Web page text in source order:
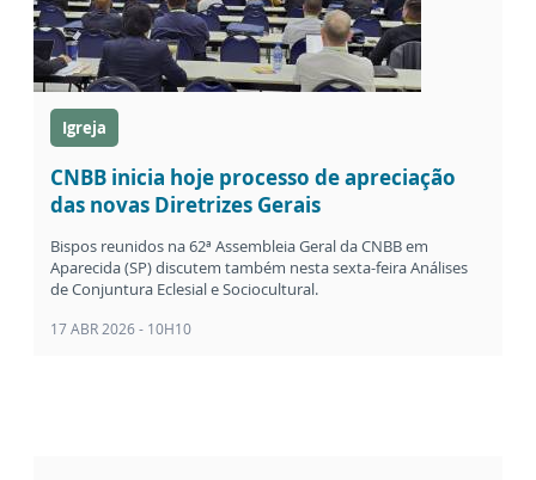
Igreja
CNBB inicia hoje processo de apreciação
das novas Diretrizes Gerais
Bispos reunidos na 62ª Assembleia Geral da CNBB em
Aparecida (SP) discutem também nesta sexta-feira Análises
de Conjuntura Eclesial e Sociocultural.
17 ABR 2026 - 10H10